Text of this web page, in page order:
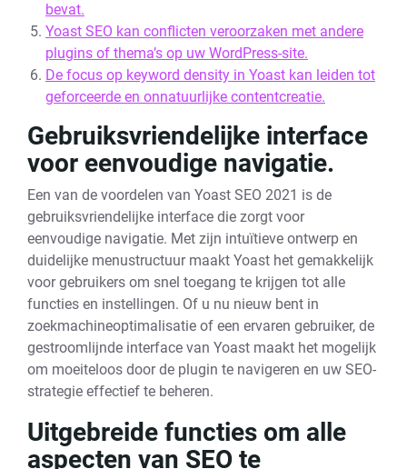
bevat.
Yoast SEO kan conflicten veroorzaken met andere
plugins of thema’s op uw WordPress-site.
De focus op keyword density in Yoast kan leiden tot
geforceerde en onnatuurlijke contentcreatie.
Gebruiksvriendelijke interface
voor eenvoudige navigatie.
Een van de voordelen van Yoast SEO 2021 is de
gebruiksvriendelijke interface die zorgt voor
eenvoudige navigatie. Met zijn intuïtieve ontwerp en
duidelijke menustructuur maakt Yoast het gemakkelijk
voor gebruikers om snel toegang te krijgen tot alle
functies en instellingen. Of u nu nieuw bent in
zoekmachineoptimalisatie of een ervaren gebruiker, de
gestroomlijnde interface van Yoast maakt het mogelijk
om moeiteloos door de plugin te navigeren en uw SEO-
strategie effectief te beheren.
Uitgebreide functies om alle
aspecten van SEO te